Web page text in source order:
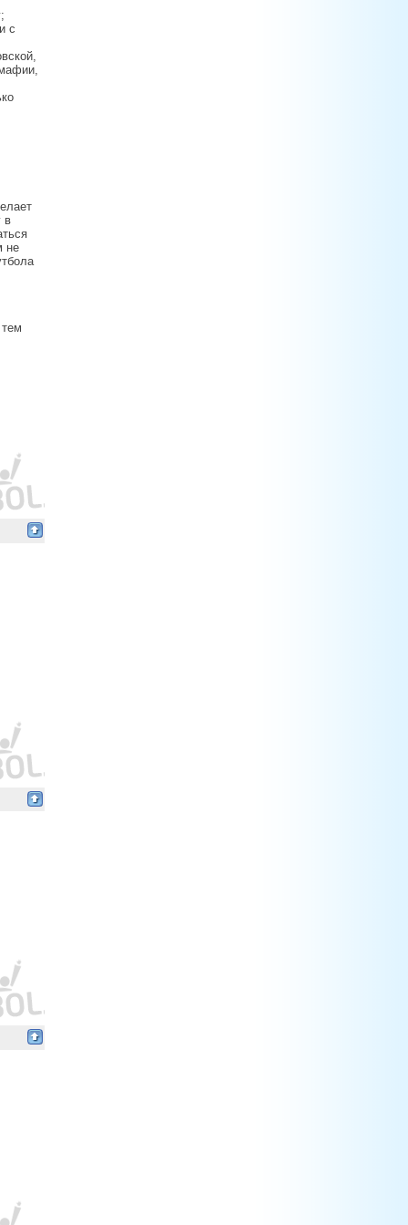
с
в
не